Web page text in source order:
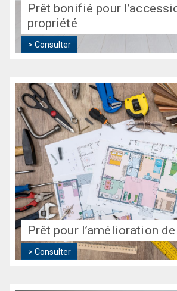
Prêt bonifié pour
propriété
> Consulter
Prêt bonifié pour
propriété
> Consulter
Prêt pour l’amélioration
> Consulter
Prêt pour l’amélioration
> Consulter